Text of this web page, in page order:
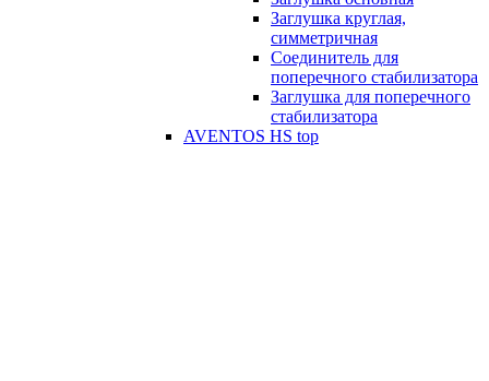
Заглушка круглая,
симметричная
Соединитель для
поперечного стабилизатора
Заглушка для поперечного
стабилизатора
AVENTOS HS top